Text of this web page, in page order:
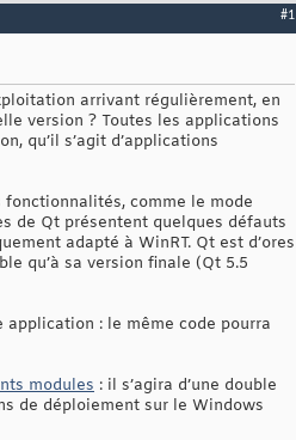
#1
arrivant régulièrement, en
version ? Toutes les applications
qu’il s’agit d’applications
comme le mode
de Qt présentent quelques défauts
adapté à WinRT. Qt est d’ores
qu’à sa version finale (Qt 5.5
: le même code pourra
modules : il s’agira d’une double
de déploiement sur le Windows